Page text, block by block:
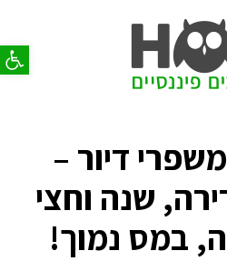
פתח
דיור –
שנה וחצי
במס נמוך!